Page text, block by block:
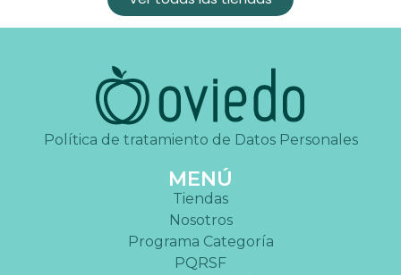
Política de tratamiento de Datos Personales
MENÚ
Tiendas
Nosotros
Programa Categoría
PQRSF